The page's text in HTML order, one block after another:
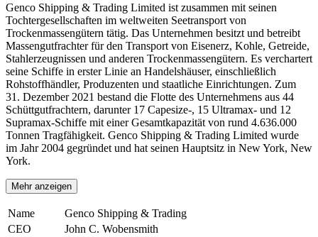
Genco Shipping & Trading Limited ist zusammen mit seinen
Tochtergesellschaften im weltweiten Seetransport von
Trockenmassengütern tätig. Das Unternehmen besitzt und betreibt
Massengutfrachter für den Transport von Eisenerz, Kohle, Getreide,
Stahlerzeugnissen und anderen Trockenmassengütern. Es verchartert
seine Schiffe in erster Linie an Handelshäuser, einschließlich
Rohstoffhändler, Produzenten und staatliche Einrichtungen. Zum
31. Dezember 2021 bestand die Flotte des Unternehmens aus 44
Schüttgutfrachtern, darunter 17 Capesize-, 15 Ultramax- und 12
Supramax-Schiffe mit einer Gesamtkapazität von rund 4.636.000
Tonnen Tragfähigkeit. Genco Shipping & Trading Limited wurde
im Jahr 2004 gegründet und hat seinen Hauptsitz in New York, New
York.
Mehr anzeigen
Name
Genco Shipping & Trading
CEO
John C. Wobensmith